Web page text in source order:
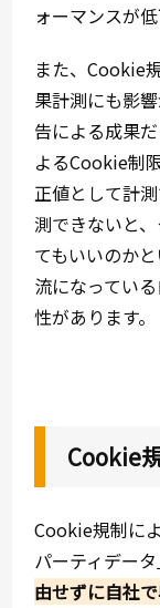
ォーマンスが
また、Cookie
果計測にも影
告による成果
よるCookie制
正値として計
測できないと
てもいいのか
流になってい
性があります。
Cookie
Cookie規制に
パーティデー
由せずに自社